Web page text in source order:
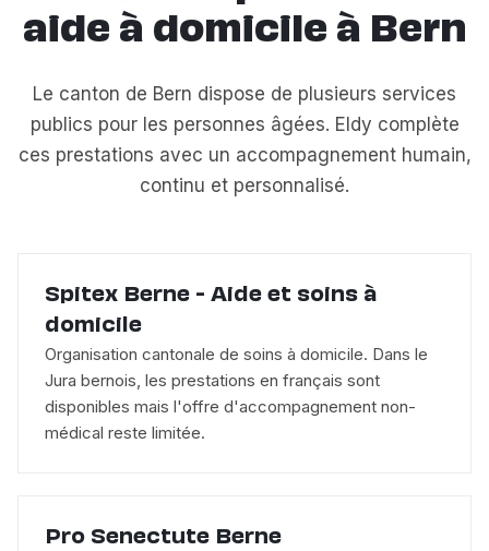
aide à domicile à Bern
Le canton de Bern dispose de plusieurs services
publics pour les personnes âgées. Eldy complète
ces prestations avec un accompagnement humain,
continu et personnalisé.
Spitex Berne - Aide et soins à
domicile
Organisation cantonale de soins à domicile. Dans le
Jura bernois, les prestations en français sont
disponibles mais l'offre d'accompagnement non-
médical reste limitée.
Pro Senectute Berne